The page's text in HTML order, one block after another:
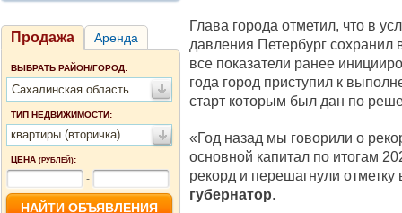
Продажа Аренда
ВЫБРАТЬ РАЙОН/ГОРОД:
Сахалинская область
ТИП НЕДВИЖИМОСТИ:
квартиры (вторичка)
ЦЕНА (РУБЛЕЙ):
-
Глава города отметил, что в
давления Петербург сохранил
все показатели ранее
года город приступил к
старт которым был дан по
«Год назад мы говорили о
основной капитал по итогам
рекорд и перешагнули отметку
губернатор.